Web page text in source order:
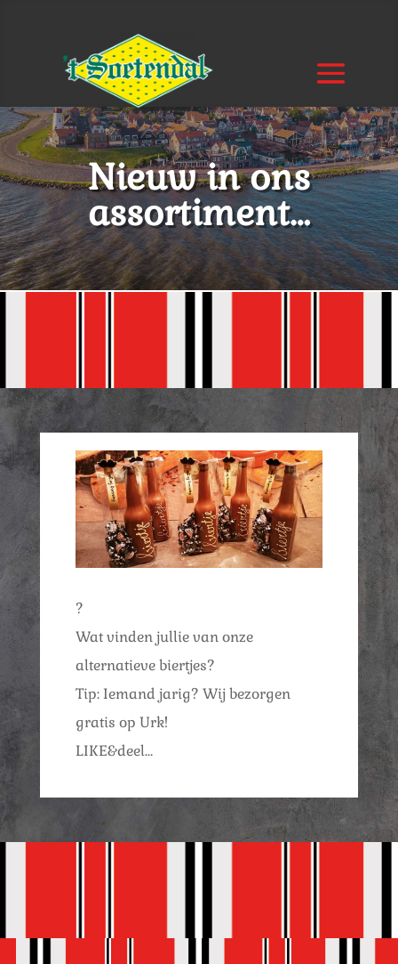
Nieuw in ons
assortiment…
?
Wat vinden jullie van onze
alternatieve biertjes?
Tip: Iemand jarig? Wij bezorgen
gratis op Urk!
LIKE&deel…